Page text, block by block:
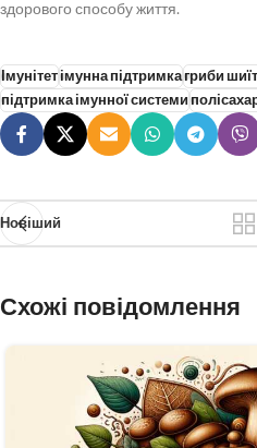
здорового способу життя.
Імунітетімунна підтримкагриби
підтримка імунної системи
Новіший
Схожі повідомлення